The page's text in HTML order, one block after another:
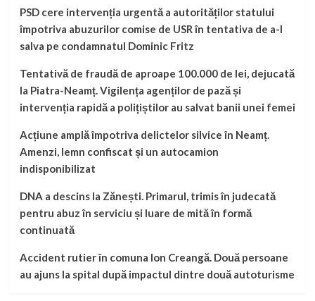
PSD cere intervenția urgentă a autorităților statului
împotriva abuzurilor comise de USR în tentativa de a-l
salva pe condamnatul Dominic Fritz
Tentativă de fraudă de aproape 100.000 de lei, dejucată
la Piatra-Neamț. Vigilența agenților de pază și
intervenția rapidă a polițiștilor au salvat banii unei femei
Acțiune amplă împotriva delictelor silvice în Neamț.
Amenzi, lemn confiscat și un autocamion
indisponibilizat
DNA a descins la Zănești. Primarul, trimis în judecată
pentru abuz în serviciu și luare de mită în formă
continuată
Accident rutier în comuna Ion Creangă. Două persoane
au ajuns la spital după impactul dintre două autoturisme